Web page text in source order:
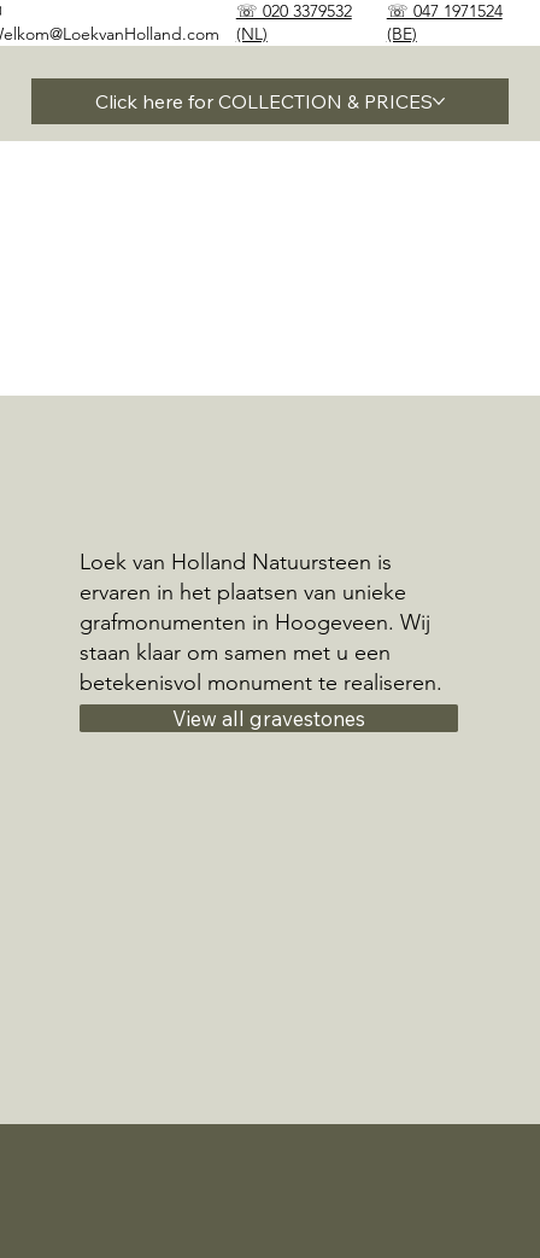
Click here for COLLECTION & PRICES
☏ 020 3379532
(NL)
☏ 047 1971524
(BE)
Loek van Holland Natuursteen is
ervaren in het plaatsen van unieke
grafmonumenten in Hoogeveen. Wij
staan klaar om samen met u een
betekenisvol monument te realiseren.
View all gravestones